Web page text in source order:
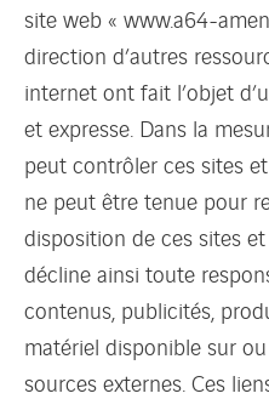
site web « www.a64-
direction d’autres
internet ont fait l’objet
et expresse. Dans la
peut contrôler ces sites
ne peut être tenue pour
disposition de ces sites
décline ainsi toute
contenus, publicités,
matériel disponible sur
sources externes. Ces